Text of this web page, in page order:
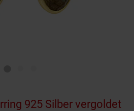
925 Silber vergoldet